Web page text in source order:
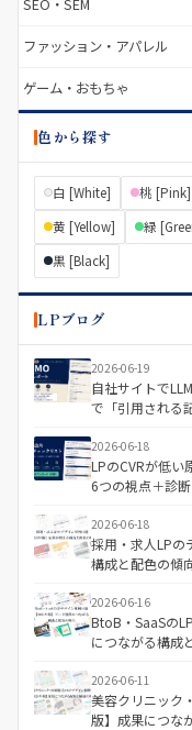
ファッション・アパレル
ゲーム・おもちゃ
色から探す
白 [White] 桃 [Pink]
黄 [Yellow]
緑
黒 [Black]
LPブログ
2026-06-19
自社サイトで
で「引用される
2026-06-18
LPのCVRが低い
6つの視点＋診
2026-06-18
採用・求人LPの
構成と配色の傾
2026-06-16
BtoB・SaaSの
につながる構成
2026-06-11
美容クリニック
版】成果につな